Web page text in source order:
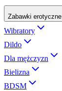
Zabawki erotyczne
Wibratory
Dildo
Dla mężczyzn
Bielizna
BDSM